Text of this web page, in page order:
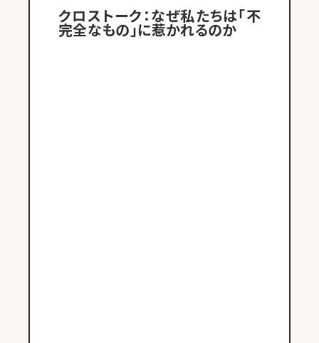
クロストーク：なぜ私たちは「不
完全なもの」に惹かれるのか